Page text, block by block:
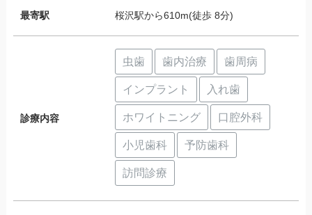
最寄駅 桜沢駅から610m(徒歩 8分)
診療内容
虫歯 歯内治療 歯周病
インプラント 入れ歯
ホワイトニング 口腔外科
小児歯科 予防歯科
訪問診療